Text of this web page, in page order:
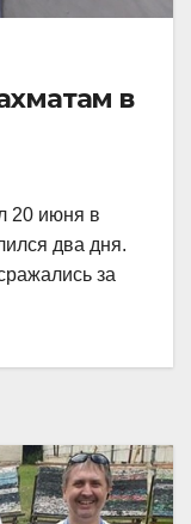
в
20 июня в
два дня.
за